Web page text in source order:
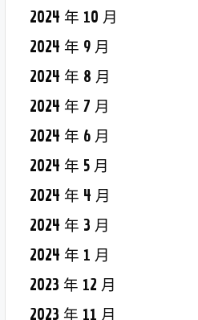
2024 年 10 月
2024 年 9 月
2024 年 8 月
2024 年 7 月
2024 年 6 月
2024 年 5 月
2024 年 4 月
2024 年 3 月
2024 年 1 月
2023 年 12 月
2023 年 11 月